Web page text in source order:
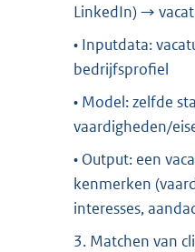
LinkedIn) →
• Inputdata:
bedrijfsprofiel
• Model: zelfde
vaardigheden/
• Output: een
kenmerken
interesses,
3. Matchen van